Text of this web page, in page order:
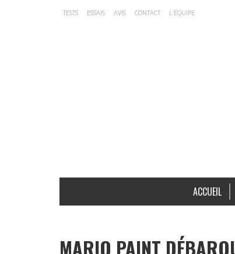
TESTS ESSAIS AVIS CONTACT L’ÉQUIPE
ACCUEIL
MARIO PAINT